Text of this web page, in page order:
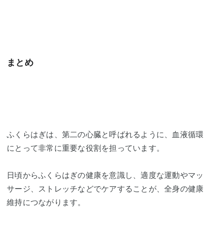
まとめ
ふくらはぎは、第二の心臓と呼ばれるように、血液循環
にとって非常に重要な役割を担っています。
日頃からふくらはぎの健康を意識し、適度な運動やマッ
サージ、ストレッチなどでケアすることが、全身の健康
維持につながります。